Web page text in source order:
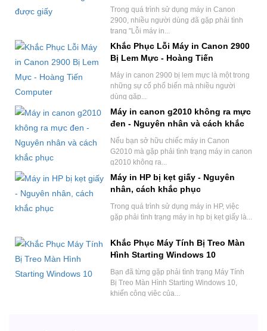
Trong quá trình sử dụng máy in Canon
2900, nhiều người dùng đã gặp phải tình
trạng "Lỗi máy in...
Khắc Phục Lỗi Máy in Canon 2900
Bị Lem Mực - Hoàng Tiến
Computer
Máy in canon 2900 bị lem mực là một trong
những sự cố phổ biến mà nhiều người
dùng gặp...
Máy in canon g2010 không ra mực
đen - Nguyên nhân và cách khắc
phục
Nếu bạn sở hữu chiếc máy in Canon
G2010 mà gặp phải tình trạng máy in canon
g2010 không ra...
Máy in HP bị kẹt giấy - Nguyên
nhân, cách khắc phục
Trong quá trình sử dụng máy in HP, việc
gặp phải tình trạng máy in hp bị kẹt giấy là...
Khắc Phục Máy Tính Bị Treo Màn
Hình Starting Windows 10
Bạn đã từng gặp phải tình trạng Máy Tính
Bị Treo Màn Hình Starting Windows 10,
khiến công việc của...